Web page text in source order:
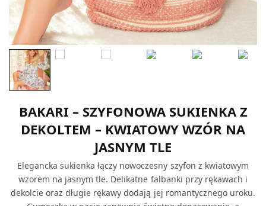
BAKARI – SZYFONOWA SUKIENKA Z
DEKOLTEM – KWIATOWY WZÓR NA
JASNYM TLE
Elegancka sukienka łączy nowoczesny szyfon z kwiatowym
wzorem na jasnym tle. Delikatne falbanki przy rękawach i
dekolcie oraz długie rękawy dodają jej romantycznego uroku.